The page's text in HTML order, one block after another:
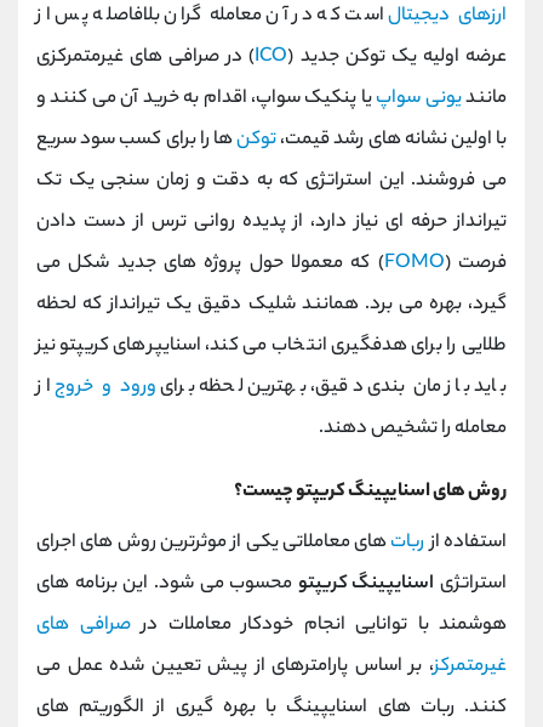
ارزهای دیجیتالاست که در آن معامله‌ گران بلافاصله پس از
عرضه اولیه یک توکن جدید (ICO) در صرافی‌ های غیرمتمرکزی
مانندیونی ‌سواپیا پنکیک ‌سواپ، اقدام به خرید آن می کنند و
با اولین نشانه ‌های رشد قیمت،توکن‌ها را برای کسب سود سریع
می ‌فروشند. این استراتژی که به دقت و زمان ‌سنجی یک تک‌
تیرانداز حرفه ‌ای نیاز دارد، از پدیده روانی ترس از دست دادن
فرصت (FOMO) که معمولا حول پروژه ‌های جدید شکل می
گیرد، بهره می‌ برد. همانند شلیک دقیق یک تیرانداز که لحظه
طلایی را برای هدفگیری انتخاب می کند، اسنایپرهای کریپتو نیز
باید با زمان ‌بندی دقیق، بهترین لحظه برایورود و خروجاز
معامله را تشخیص دهند.
روش های اسنایپینگ کریپتو چیست؟
استفاده ازربات‌های معاملاتی یکی از موثرترین روش ‌های اجرای
استراتژی اسنایپینگ کریپتو محسوب می ‌شود. این برنامه ‌های
هوشمند با توانایی انجام خودکار معاملات درصرافی ‌های
غیرمتمرکز، بر اساس پارامترهای از پیش تعیین شده عمل می
کنند. ربات‌ های اسنایپینگ با بهره‌ گیری از الگوریتم ‌های